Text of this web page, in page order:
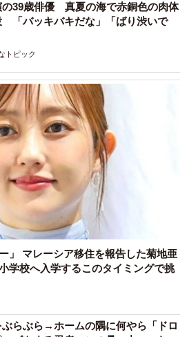
6/8
ぼっこの時以外はずっと枕元で添
とが忘れられません」
の39歳俳優 真夏の海で赤銅色の肉体
「バッキバキだな」「ばり渋いで
トピック
」 マレーシア移住を報告した菊地亜
校へ入学するこのタイミングで挑
らぶら→ホームの隅に何やら「ドロ